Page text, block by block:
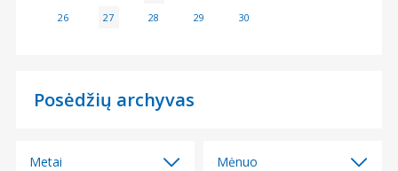
26
27 28 29 30
Posėdžių archyvas
Metai Mėnuo